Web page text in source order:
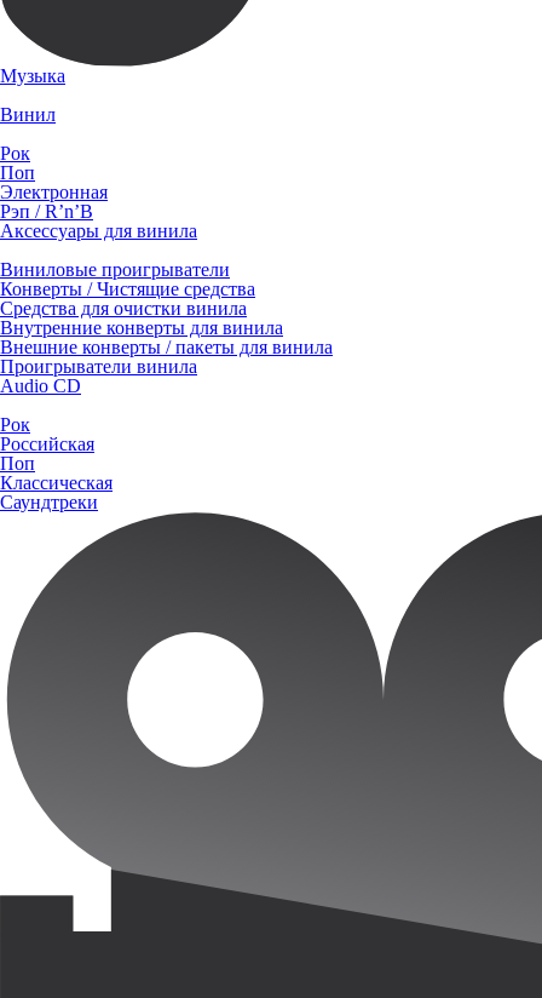
Музыка
Винил
Рок
Поп
Электронная
Рэп / R’n’B
Аксессуары для винила
Виниловые проигрыватели
Конверты / Чистящие средства
Средства для очистки винила
Внутренние конверты для винила
Внешние конверты / пакеты для винила
Проигрыватели винила
Audio CD
Рок
Российская
Поп
Классическая
Саундтреки